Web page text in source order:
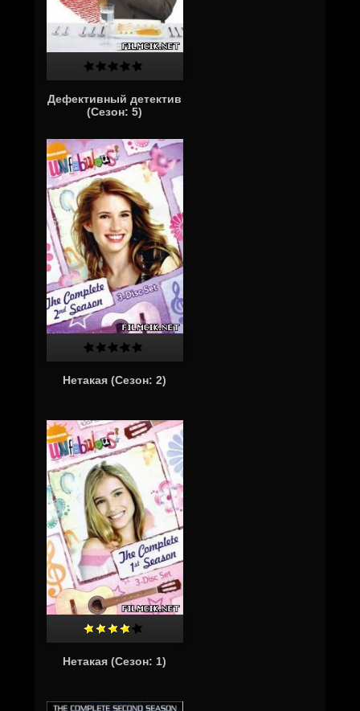
Дефективный детектив
(Cезон: 5)
Нетакая (Cезон: 2)
Нетакая (Cезон: 1)